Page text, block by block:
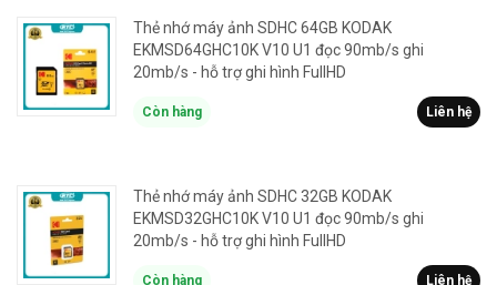
Thẻ nhớ máy ảnh SDHC 64GB KODAK
EKMSD64GHC10K V10 U1 đọc 90mb/s ghi
20mb/s - hỗ trợ ghi hình FullHD
Còn hàng Liên hệ
Thẻ nhớ máy ảnh SDHC 32GB KODAK
EKMSD32GHC10K V10 U1 đọc 90mb/s ghi
20mb/s - hỗ trợ ghi hình FullHD
Còn hàng Liên hệ